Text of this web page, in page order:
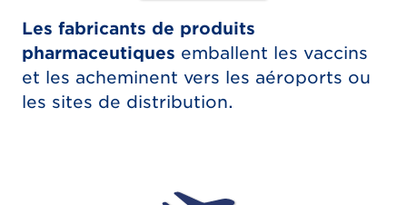
Les fabricants de produits
pharmaceutiques emballent les vaccins
et les acheminent vers les aéroports ou
les sites de distribution.